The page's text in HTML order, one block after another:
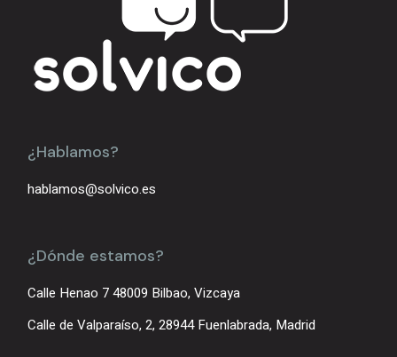
¿Hablamos?
hablamos@solvico.es
¿Dónde estamos?
Calle Henao 7 48009 Bilbao, Vizcaya
Calle de Valparaíso, 2, 28944 Fuenlabrada, Madrid